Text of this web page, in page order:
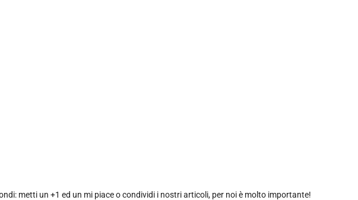
metti un +1 ed un mi piace o condividi i nostri articoli, per noi è molto importante!